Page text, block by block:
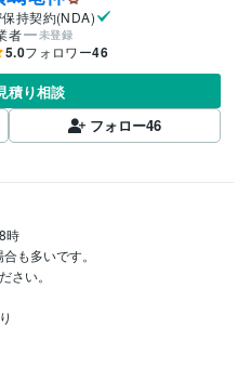
持契約(NDA)
者
未登録
5.0フォロワー46
積り相談
フォロー46
時
も多いです。
さい。